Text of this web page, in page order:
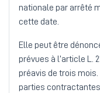
nationale par arrêté
cette date.
Elle peut être
prévues à l’article L.
préavis de trois mois.
parties